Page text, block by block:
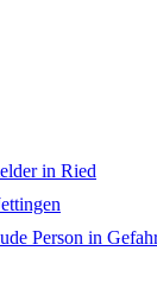
in Ried
Person in